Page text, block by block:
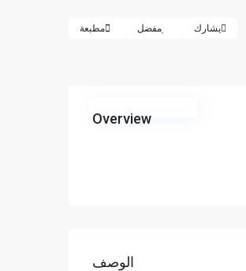
يشارك مفضل مطبعة
Overview
الوصف